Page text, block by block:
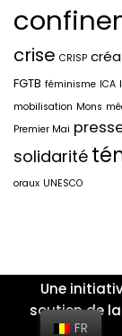
crise CRISP
FGTB féminisme ICA
mobilisation Mons
Premier Mai
solidarité
oraux UNESCO
Une
soutien de
FR